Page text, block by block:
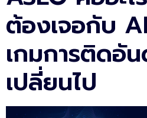
ต้องเจอกับ
เกมการติดอั
เปลี่ยนไป